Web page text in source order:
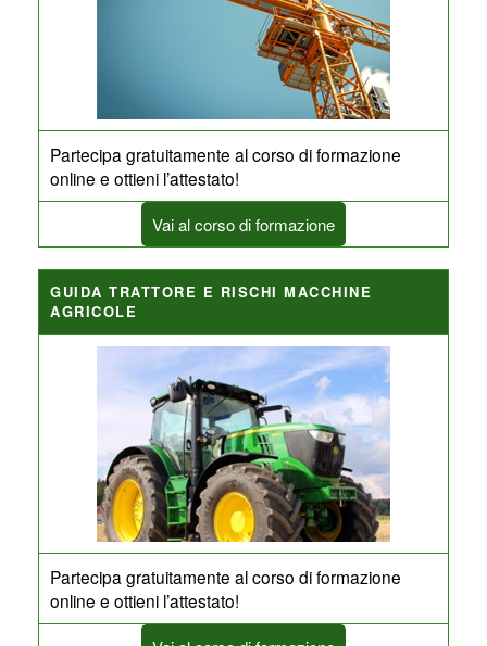
Partecipa gratuitamente al corso di formazione
online e ottieni l’attestato!
Vai al corso di formazione
GUIDA TRATTORE E RISCHI MACCHINE
AGRICOLE
Partecipa gratuitamente al corso di formazione
online e ottieni l’attestato!